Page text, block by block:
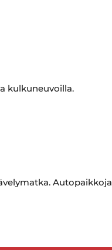
kulkuneuvoilla.
Autopaikkoja